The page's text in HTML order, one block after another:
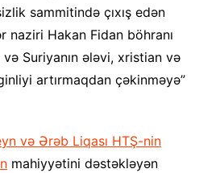
sammitində çıxış edən
naziri Hakan Fidan böhranı
və Suriyanın ələvi, xristian və
artırmaqdan çəkinməyə”
və Ərəb Liqası HTŞ-nin
mahiyyətini dəstəkləyən